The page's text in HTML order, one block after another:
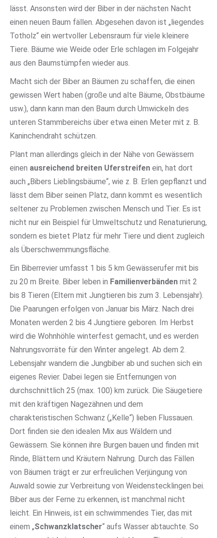
lässt. Ansonsten wird der Biber in der nächsten Nacht
einen neuen Baum fällen. Abgesehen davon ist „liegendes
Totholz“ ein wertvoller Lebensraum für viele kleinere
Tiere. Bäume wie Weide oder Erle schlagen im Folgejahr
aus den Baumstümpfen wieder aus.
Macht sich der Biber an Bäumen zu schaffen, die einen
gewissen Wert haben (große und alte Bäume, Obstbäume
usw.), dann kann man den Baum durch Umwickeln des
unteren Stammbereichs über etwa einen Meter mit z. B.
Kaninchendraht schützen.
Plant man allerdings gleich in der Nähe von Gewässern
einen ausreichend breiten Uferstreifen ein, hat dort
auch „Bibers Lieblingsbäume“, wie z. B. Erlen gepflanzt und
lässt dem Biber seinen Platz, dann kommt es wesentlich
seltener zu Problemen zwischen Mensch und Tier. Es ist
nicht nur ein Beispiel für Umweltschutz und Renaturierung,
sondern es bietet Platz für mehr Tiere und dient zugleich
als Überschwemmungsfläche.
Ein Biberrevier umfasst 1 bis 5 km Gewässerufer mit bis
zu 20 m Breite. Biber leben in Familienverbänden mit 2
bis 8 Tieren (Eltern mit Jungtieren bis zum 3. Lebensjahr).
Die Paarungen erfolgen von Januar bis März. Nach drei
Monaten werden 2 bis 4 Jungtiere geboren. Im Herbst
wird die Wohnhöhle winterfest gemacht, und es werden
Nahrungsvorräte für den Winter angelegt. Ab dem 2.
Lebensjahr wandern die Jungbiber ab und suchen sich ein
eigenes Revier. Dabei legen sie Entfernungen von
durchschnittlich 25 (max. 100) km zurück. Die Säugetiere
mit den kräftigen Nagezähnen und dem
charakteristischen Schwanz („Kelle“) lieben Flussauen.
Dort finden sie den idealen Mix aus Wäldern und
Gewässern. Sie können ihre Burgen bauen und finden mit
Rinde, Blättern und Kräutern Nahrung. Durch das Fällen
von Bäumen trägt er zur erfreulichen Verjüngung von
Auwald sowie zur Verbreitung von Weidenstecklingen bei.
Biber aus der Ferne zu erkennen, ist manchmal nicht
leicht. Ein Hinweis, ist ein schwimmendes Tier, das mit
einem „Schwanzklatscher“ aufs Wasser abtauchte. So